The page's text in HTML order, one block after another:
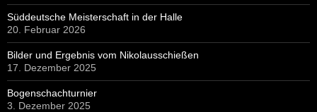
Süddeutsche Meisterschaft in der Halle
20. Februar 2026
Bilder und Ergebnis vom Nikolausschießen
17. Dezember 2025
Bogenschachturnier
3. Dezember 2025